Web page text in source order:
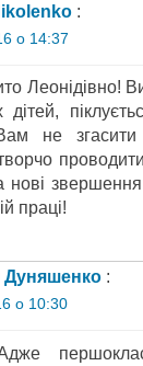
:
о 14:37
Леонідівно!
не згасити
праці!
Дуняшенко :
о 10:30